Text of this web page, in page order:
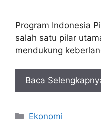
Program Indonesia
salah satu pilar
mendukung
Baca
Kategori
Ekonomi